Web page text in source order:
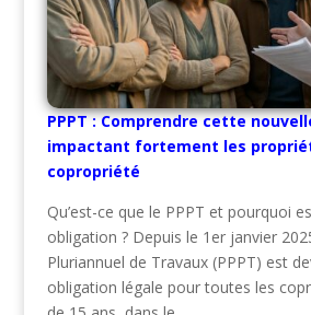
PPPT : Comprendre cette
impactant fortement les
copropriété
Qu’est-ce que le PPPT et pourquoi
obligation ? Depuis le 1er janvier
Pluriannuel de Travaux (PPPT) est
obligation légale pour toutes les